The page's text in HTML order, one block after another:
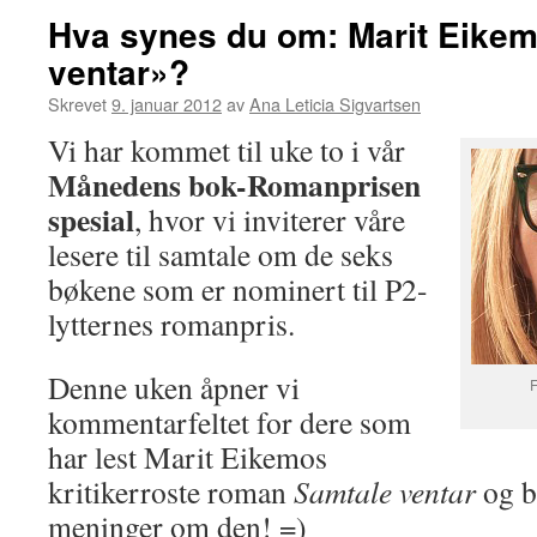
Hva synes du om: Marit
ventar»?
Skrevet9. januar 2012avAna Leticia Sigvartsen
Vi har kommet til uke to i vår
Månedens bok-Romanprisen
spesial, hvor vi inviterer våre
lesere til samtale om de seks
bøkene som er nominert til P2-
lytternes romanpris.
Denne uken åpner vi
kommentarfeltet for dere som
har lest Marit Eikemos
kritikerroste romanSamtale ventarog
meninger om den! =)